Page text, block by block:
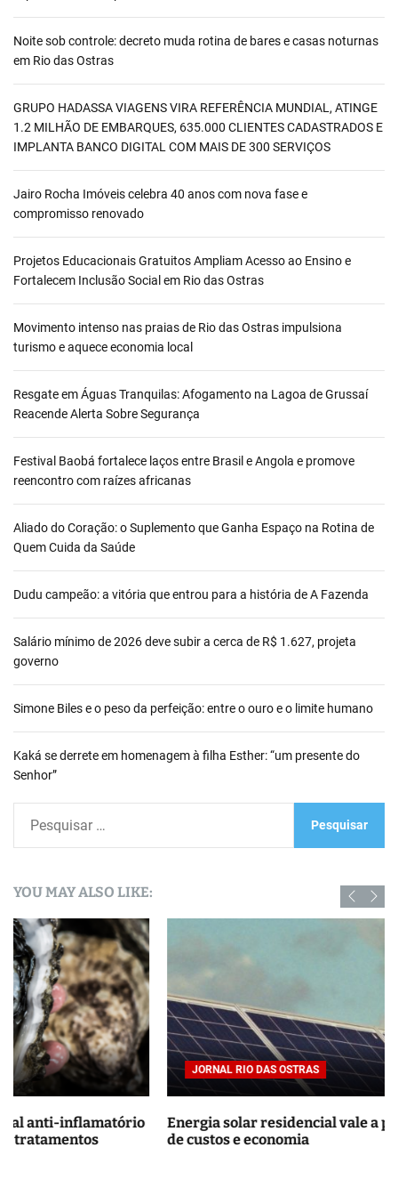
Noite sob controle: decreto muda rotina de bares e casas noturnas
em Rio das Ostras
GRUPO HADASSA VIAGENS VIRA REFERÊNCIA MUNDIAL, ATINGE
1.2 MILHÃO DE EMBARQUES, 635.000 CLIENTES CADASTRADOS E
IMPLANTA BANCO DIGITAL COM MAIS DE 300 SERVIÇOS
Jairo Rocha Imóveis celebra 40 anos com nova fase e
compromisso renovado
Projetos Educacionais Gratuitos Ampliam Acesso ao Ensino e
Fortalecem Inclusão Social em Rio das Ostras
Movimento intenso nas praias de Rio das Ostras impulsiona
turismo e aquece economia local
Resgate em Águas Tranquilas: Afogamento na Lagoa de Grussaí
Reacende Alerta Sobre Segurança
Festival Baobá fortalece laços entre Brasil e Angola e promove
reencontro com raízes africanas
Aliado do Coração: o Suplemento que Ganha Espaço na Rotina de
Quem Cuida da Saúde
Dudu campeão: a vitória que entrou para a história de A Fazenda
Salário mínimo de 2026 deve subir a cerca de R$ 1.627, projeta
governo
Simone Biles e o peso da perfeição: entre o ouro e o limite humano
Kaká se derrete em homenagem à filha Esther: “um presente do
Senhor”
u
i
s
a
r
p
o
r
:
YOU MAY ALSO LIKE:
JORNAL RIO DAS OSTRAS
Energia solar residencial vale a pena? Guia completo
de custos e economia